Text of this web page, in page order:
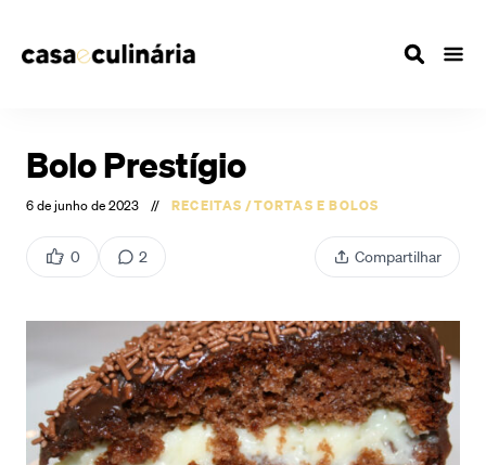
Bolo Prestígio
6 de junho de 2023 // RECEITAS /TORTAS E BOLOS
0 2 Compartilhar